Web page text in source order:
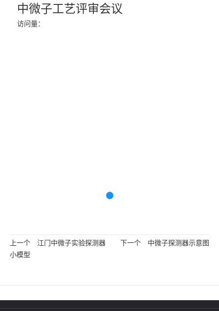
中微子工艺评审会议
访问量：
上一个
江门中微子实验探测器
小模型
下一个 中微子探测器示意图